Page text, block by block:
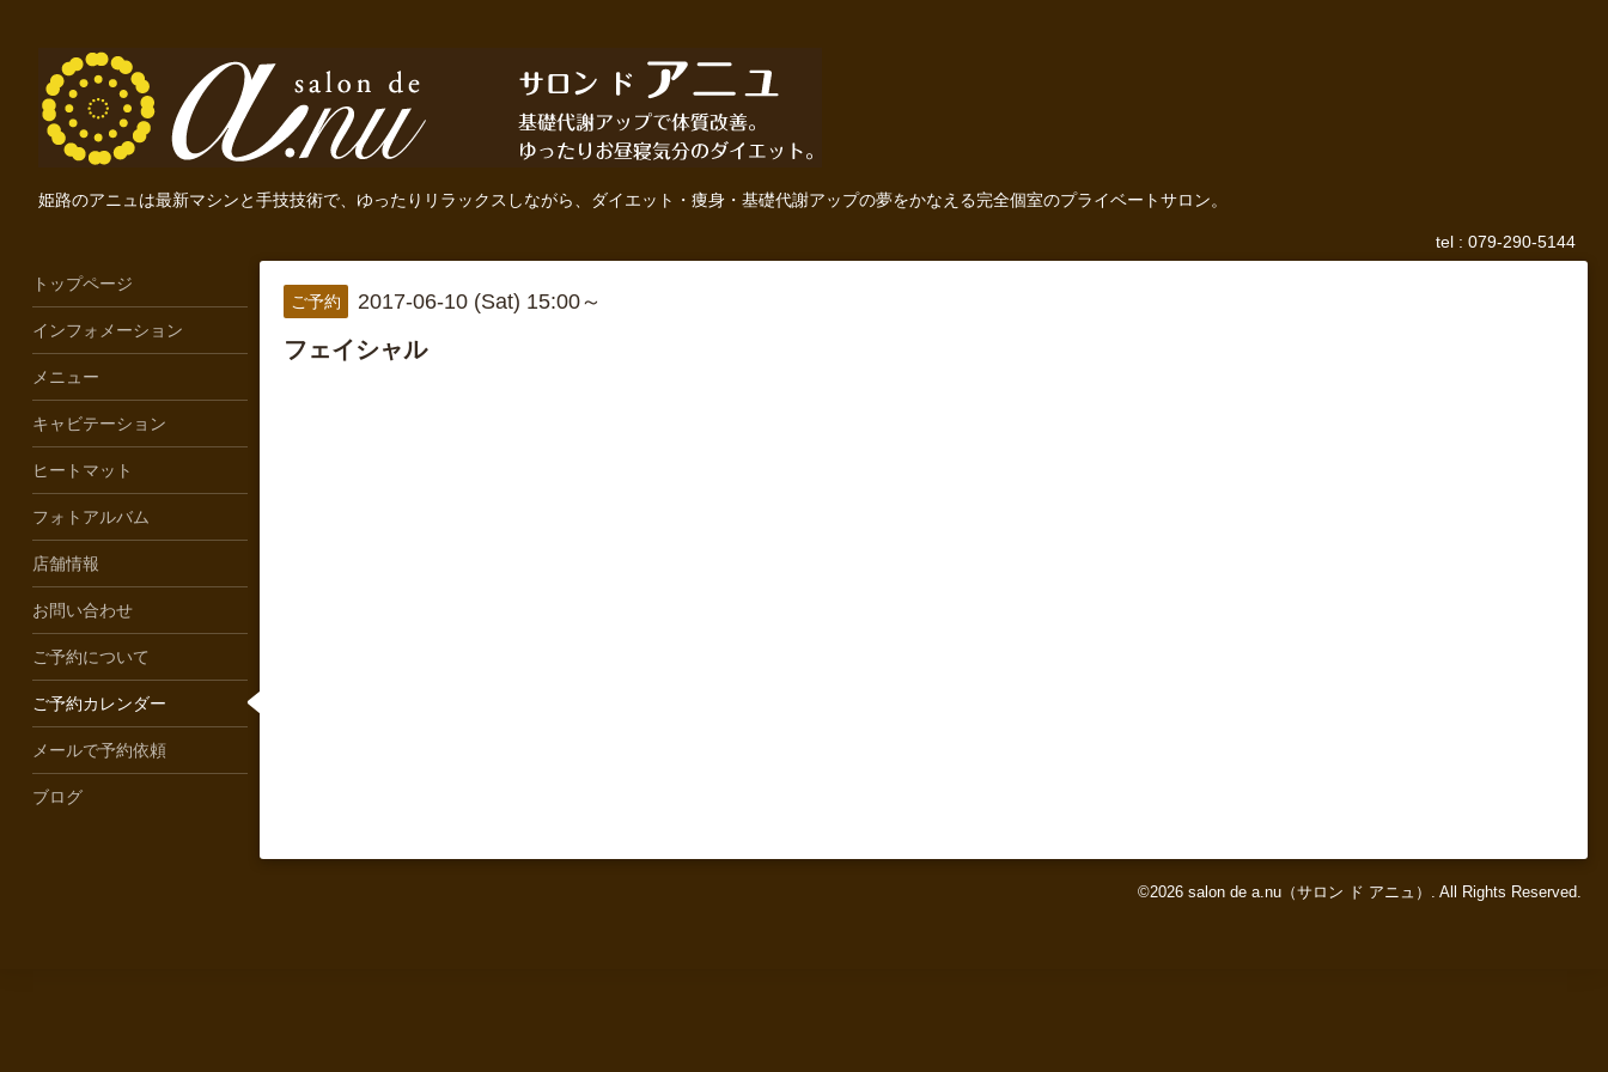
姫路のアニュは最新マシンと手技技術で、ゆったりリラックスしながら、ダイエット・痩身・基礎代謝アップの夢をかなえる完全個室のプライベートサロン。
tel : 079-290-5144
ご予約 2017-06-10 (Sat) 15:00～
フェイシャル
©2026 salon de a.nu（サロン ド アニュ） . All Rights Reserved.
トップページ
インフォメーション
メニュー
キャビテーション
ヒートマット
フォトアルバム
店舗情報
お問い合わせ
ご予約について
ご予約カレンダー
メールで予約依頼
ブログ